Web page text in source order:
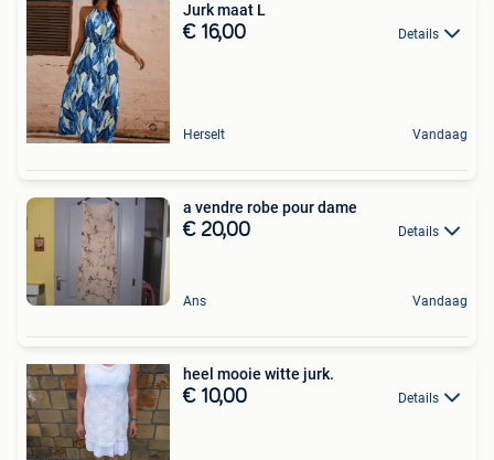
Jurk maat L
€ 16,00 Details
Herselt Vandaag
a vendre robe pour dame
€ 20,00 Details
Ans Vandaag
heel mooie witte jurk.
€ 10,00 Details